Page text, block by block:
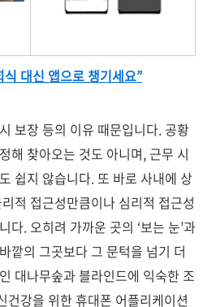
대신 앱으로 챙기세요”
보장 등의 이유 때문입니다. 공황
해 찾아오는 것도 아니며, 근무 시
쉽지 않습니다. 또 바로 사내에 상
적 접근성만큼이나 심리적 접근성
다. 오히려 가까운 곳의 ‘보는 눈’과
깥의 그곳보다 그 문턱을 넘기 더
대나무숲과 블라인드에 익숙한 조
건강을 위한 휴대폰 어플리케이션